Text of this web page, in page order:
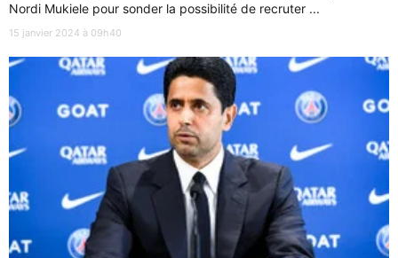
Nordi Mukiele pour sonder la possibilité de recruter ...
15 janvier 2024 à 09h40